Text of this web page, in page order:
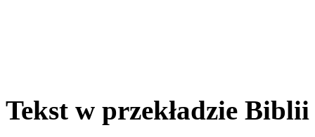
Tekst w przekładzie